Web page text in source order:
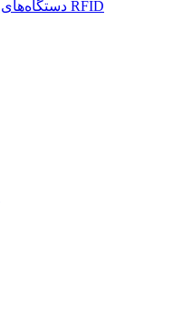
دستگاه‌های مقداردهی اولیه داده‌های RFID